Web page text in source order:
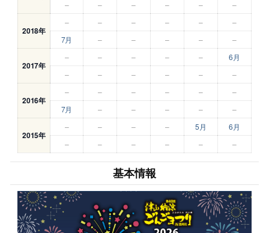
–
– – – – –
2018年
– – – – –
–
7月
– – – – –
2017年
– – – – –
6月
–
– – – – –
2016年
– – – – –
–
7月
– – – – –
2015年
– – – – 5月
6月
–
– – – – –
基本情報